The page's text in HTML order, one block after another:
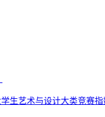
生艺术与设计大类竞赛指